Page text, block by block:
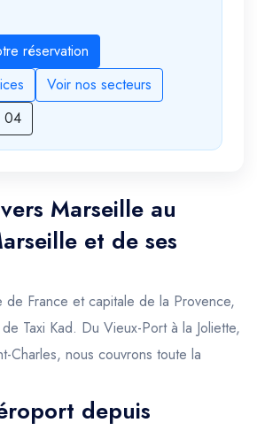
réservation
Voir nos secteurs
04
Marseille au
et de ses
de France et capitale de la Provence,
Taxi Kad. Du Vieux-Port à la Joliette,
Charles, nous couvrons toute la
depuis